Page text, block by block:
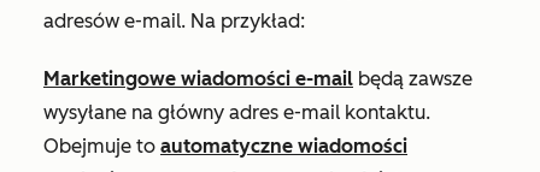
adresów e-mail. Na przykład:
Marketingowe wiadomości e-mail będą zawsze
wysyłane na główny adres e-mail kontaktu.
Obejmuje to automatyczne wiadomości